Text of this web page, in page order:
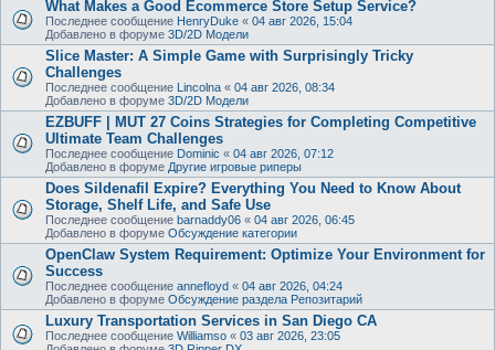
What Makes a Good Ecommerce Store Setup Service?
Последнее сообщение HenryDuke « 04 авг 2026, 15:04
Добавлено в форуме 3D/2D Модели
Slice Master: A Simple Game with Surprisingly Tricky
Challenges
Последнее сообщение Lincolna « 04 авг 2026, 08:34
Добавлено в форуме 3D/2D Модели
EZBUFF | MUT 27 Coins Strategies for Completing Competitive
Ultimate Team Challenges
Последнее сообщение Dominic « 04 авг 2026, 07:12
Добавлено в форуме Другие игровые риперы
Does Sildenafil Expire? Everything You Need to Know About
Storage, Shelf Life, and Safe Use
Последнее сообщение barnaddy06 « 04 авг 2026, 06:45
Добавлено в форуме Обсуждение категории
OpenClaw System Requirement: Optimize Your Environment for
Success
Последнее сообщение annefloyd « 04 авг 2026, 04:24
Добавлено в форуме Обсуждение раздела Репозитарий
Luxury Transportation Services in San Diego CA
Последнее сообщение Williamso « 03 авг 2026, 23:05